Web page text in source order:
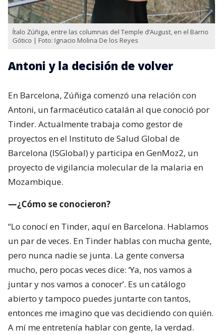
Ítalo Zúñiga, entre las columnas del Temple d’August, en el Barrio
Gótico | Foto: Ignacio Molina De los Reyes
Antoni y la decisión de volver
En Barcelona, Zúñiga comenzó una relación con
Antoni, un farmacéutico catalán al que conoció por
Tinder. Actualmente trabaja como gestor de
proyectos en el Instituto de Salud Global de
Barcelona (ISGlobal) y participa en GenMoz2, un
proyecto de vigilancia molecular de la malaria en
Mozambique.
—¿Cómo se conocieron?
“Lo conocí en Tinder, aquí en Barcelona. Hablamos
un par de veces. En Tinder hablas con mucha gente,
pero nunca nadie se junta. La gente conversa
mucho, pero pocas veces dice: ‘Ya, nos vamos a
juntar y nos vamos a conocer’. Es un catálogo
abierto y tampoco puedes juntarte con tantos,
entonces me imagino que vas decidiendo con quién.
A mí me entretenía hablar con gente, la verdad.